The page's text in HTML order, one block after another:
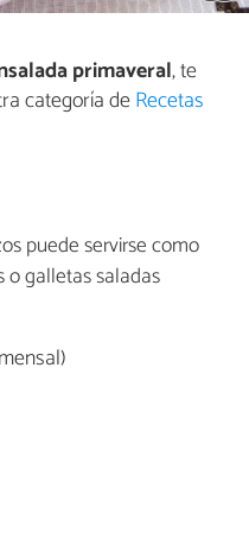
primaveral, te
categoría deRecetas
puede servirse como
o galletas saladas